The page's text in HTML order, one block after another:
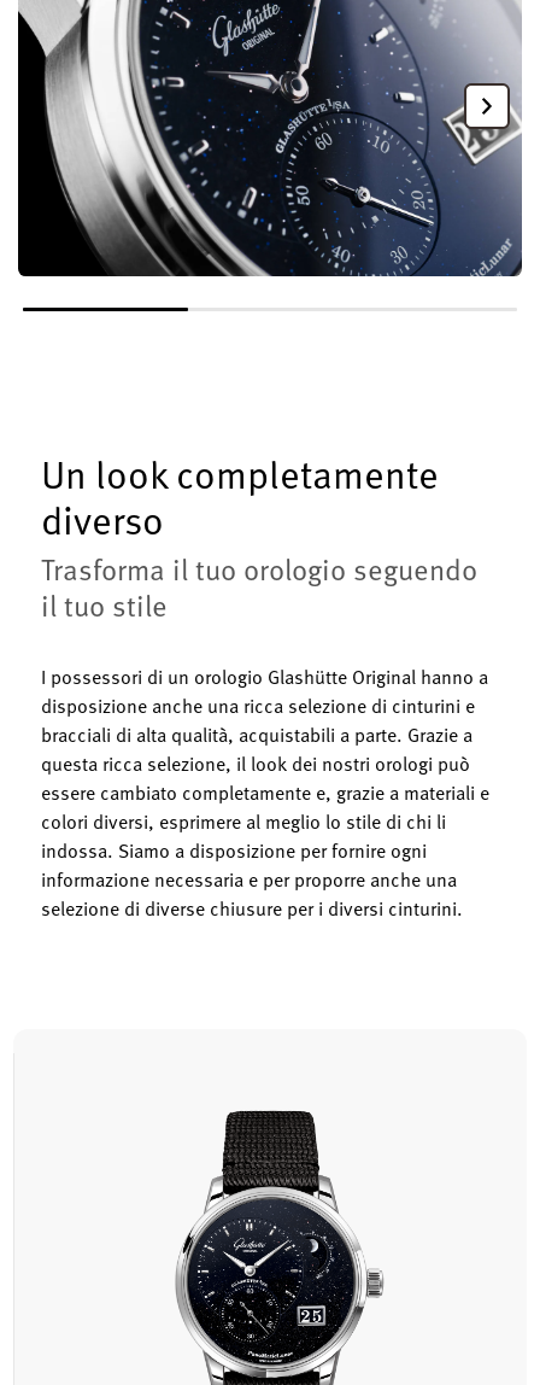
Un look completamente
diverso
Trasforma il tuo orologio seguendo
il tuo stile
I possessori di un orologio Glashütte Original hanno a
disposizione anche una ricca selezione di cinturini e
bracciali di alta qualità, acquistabili a parte. Grazie a
questa ricca selezione, il look dei nostri orologi può
essere cambiato completamente e, grazie a materiali e
colori diversi, esprimere al meglio lo stile di chi li
indossa. Siamo a disposizione per fornire ogni
informazione necessaria e per proporre anche una
selezione di diverse chiusure per i diversi cinturini.